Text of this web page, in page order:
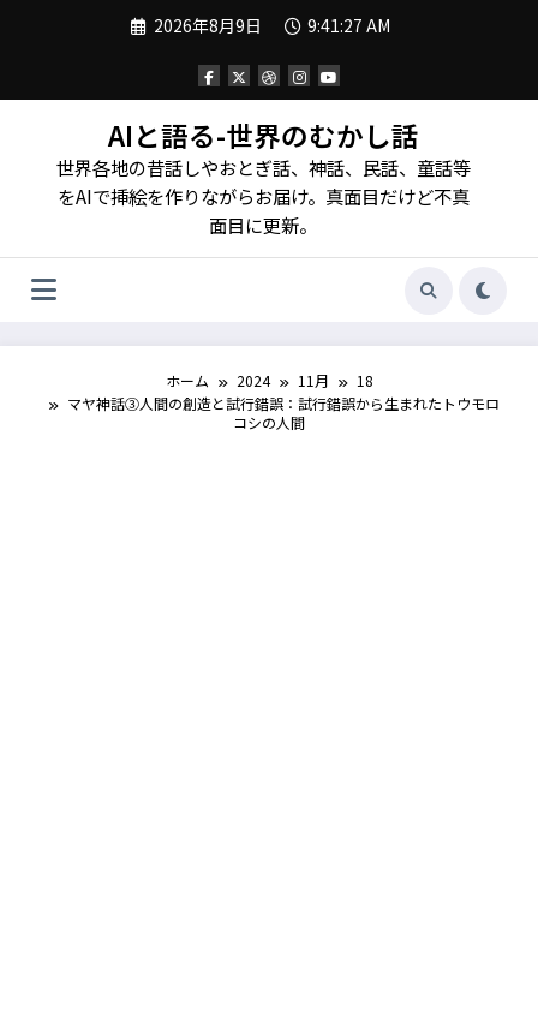
ツ
2026年8月9日 9:41:29 AM
AIと語る-世界のむかし話
世界各地の昔話しやおとぎ話、神話、民話、童話等
をAIで挿絵を作りながらお届け。真面目だけど不真
面目に更新。
ホーム 2024 11月
18
マヤ神話③人間の創造と試行錯誤：試行錯誤から生まれたトウモロ
コシの人間